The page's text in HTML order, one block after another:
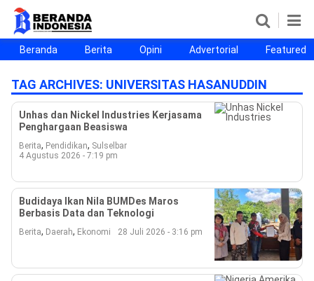
Beranda
Berita
Opini
Advertorial
Featured
Beranda25
SEGMEN
Nusantara
Jabodetabek
Sulselbar
Kota Makassar
Beranda Berita Opini Advertorial Featured
TAG ARCHIVES: UNIVERSITAS HASANUDDIN
Unhas dan Nickel Industries Kerjasama
Penghargaan Beasiswa
Berita, Pendidikan, Sulselbar
4 Agustus 2026 - 7:19 pm
Budidaya Ikan Nila BUMDes Maros
Berbasis Data dan Teknologi
Berita, Daerah, Ekonomi 28 Juli 2026 - 3:16 pm